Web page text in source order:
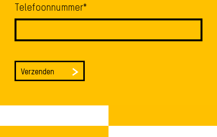
Telefoonnummer*